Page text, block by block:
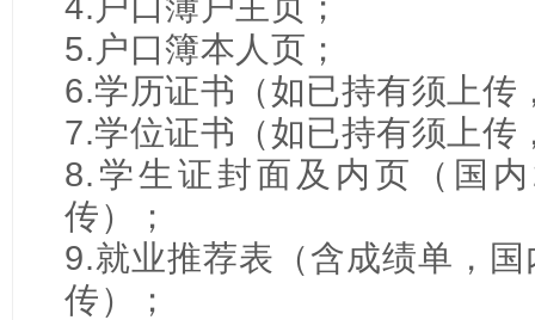
5.户口簿本人页；
6.学历证书（如已持有须上传
7.学位证书（如已持有须上传
8.学生证封面及内页（国
传）；
9.就业推荐表（含成绩单，
传）；